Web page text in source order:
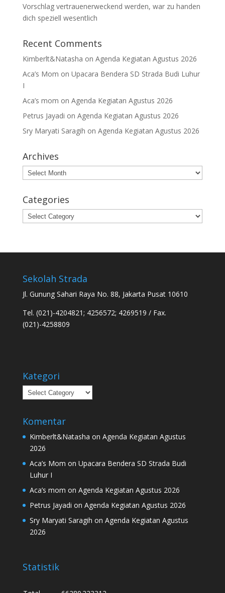
Vorschlag vertrauenerweckend werden, war zu handen
dich speziell wesentlich
Recent Comments
Kimberlt&Natasha on Agenda Kegiatan Agustus 2026
Aca’s Mom on Upacara Bendera SD Strada Budi Luhur
I
Aca’s mom on Agenda Kegiatan Agustus 2026
Petrus Jayadi on Agenda Kegiatan Agustus 2026
Sry Maryati Saragih on Agenda Kegiatan Agustus 2026
Archives
Archives
Categories
Categories
Sekolah Strada
Jl. Gunung Sahari Raya No. 88, Jakarta Pusat 10610
Tel. (021)-4204821; 4256572; 4269519 / Fax.
(021)-4258809
Kategori
Kategori
Komentar
Kimberlt&Natasha on Agenda Kegiatan Agustus
2026
Aca’s Mom on Upacara Bendera SD Strada Budi
Luhur I
Aca’s mom on Agenda Kegiatan Agustus 2026
Petrus Jayadi on Agenda Kegiatan Agustus 2026
Sry Maryati Saragih on Agenda Kegiatan Agustus
2026
Statistik